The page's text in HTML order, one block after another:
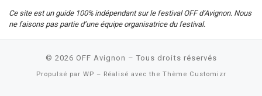
Ce site est un guide 100% indépendant sur le festival OFF d’Avignon. Nous
ne faisons pas partie d’une équipe organisatrice du festival.
© 2026 OFF Avignon – Tous droits réservés
Propulsé par WP – Réalisé avec the Thème Customizr